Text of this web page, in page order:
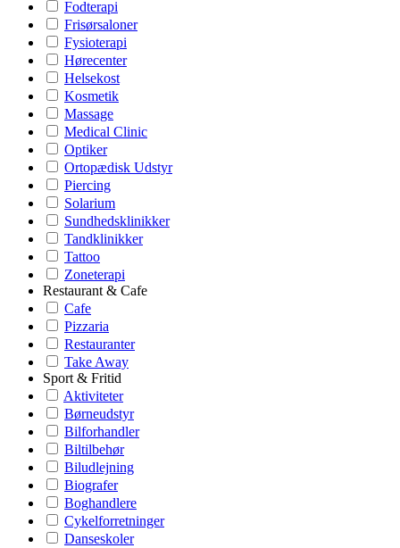
Fodterapi
Frisørsaloner
Fysioterapi
Hørecenter
Helsekost
Kosmetik
Massage
Medical Clinic
Optiker
Ortopædisk Udstyr
Piercing
Solarium
Sundhedsklinikker
Tandklinikker
Tattoo
Zoneterapi
Restaurant & Cafe
Cafe
Pizzaria
Restauranter
Take Away
Sport & Fritid
Aktiviteter
Børneudstyr
Bilforhandler
Biltilbehør
Biludlejning
Biografer
Boghandlere
Cykelforretninger
Danseskoler